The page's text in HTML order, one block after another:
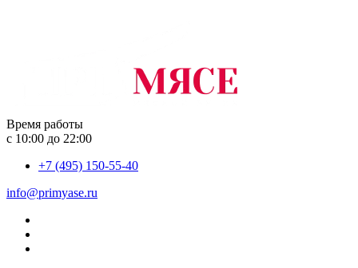
Время работы
с 10:00 до 22:00
+7 (495) 150-55-40
info@primyase.ru